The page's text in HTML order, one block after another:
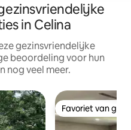
in Celina
gezinsvriendelijke
beoordeling voor hun
nog veel meer.
Favoriet van
Favoriet van